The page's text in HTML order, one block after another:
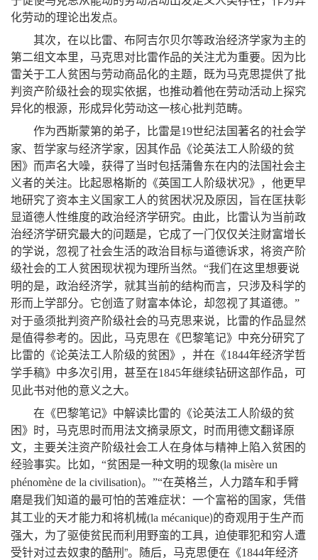
化劳动的理论出发点。
其次， 在以比雷、布阿吉尔贝尔等政治经济学家为主的
第二组文本里， 马克思对比雷作品的关注尤为重要。 因为比
雷关于工人贫困与劳动商品化的主题， 既为马克思提供了批
判资产阶级社会的现实依据， 也推动着他在劳动活动上探究
异化的根源， 形成异化劳动这一核心批判范畴。
作为西斯蒙第的弟子， 比雷是19世纪法国著名的社会学
家、哲学家与经济学家， 因其作品《论英法工人阶级的贫
困》而声名大噪， 获得了当时包括蒲鲁东在内的法国社会主
义者的关注。 比起恩格斯的《英国工人阶级状况》 ， 他更早
地研究了资本主义国家工人的贫困状况及原因， 旨在匡扶彰
显道德人性维度的政治经济学研究。 由此， 比雷认为当前政
治经济学研究最大的问题是， 它成了一门仅仅关注财富增长
的学说， 忽视了社会生活的政治目标与道德诉求， 将资产阶
级社会的工人贫困现状视为理所当然。 “我们在这里想要说
明的是， 政治经济学， 就其当前的结构而言， 只涉及科学的
形而上学部分。 它创造了财富本体论， 却忽视了其道德。 ”
对于亟须批判资产阶级社会的马克思来说， 比雷的作品显然
是值得参考的。 因此， 马克思在《巴黎笔记》中充分研究了
比雷的《论英法工人阶级的贫困》 ， 并在《1844年经济学哲
学手稿》中多次引用， 甚至在1845年继续钻研这部作品， 可
见此书对他的意义之大。
在《巴黎笔记》中解读比雷的《论英法工人阶级的贫
困》时， 马克思时而用法文摘录原文， 时而用德文翻译原
文， 主要关注资产阶级社会工人在身体与精神上陷入贫困的
经验事实。 比如， “贫困是一种文明的现象(la misère un
phénomène de la civilisation)。 ”“在英格兰， 人力踏车和手臂
磨是我们知道的最可怕的苦难症状： 一个富裕的国家， 凭借
其工业的天才能力和将机械(la mécanique)的奇观用于生产而
强大， 为了驱使贫民而利用野蛮的工具， 迫使罪犯和穷人遭
受针对过去奴隶的酷刑”。 随后， 马克思便在《1844年经济